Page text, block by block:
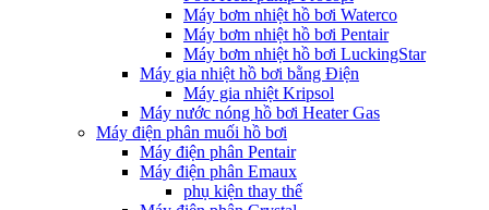
Máy bơm nhiệt hồ bơi Waterco
Máy bơm nhiệt hồ bơi Pentair
Máy bơm nhiệt hồ bơi LuckingStar
Máy gia nhiệt hồ bơi bằng Điện
Máy gia nhiệt Kripsol
Máy nước nóng hồ bơi Heater Gas
Máy điện phân muối hồ bơi
Máy điện phân Pentair
Máy điện phân Emaux
phụ kiện thay thế